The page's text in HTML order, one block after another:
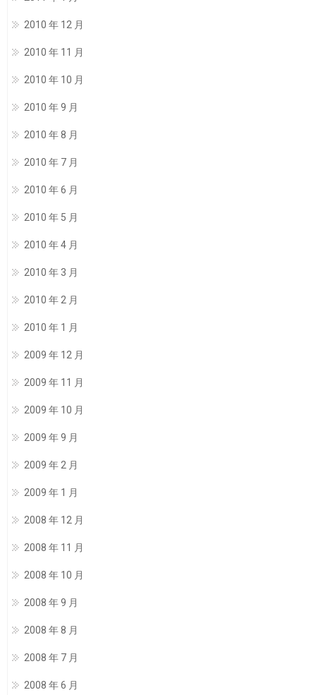
2010 年 12 月
2010 年 11 月
2010 年 10 月
2010 年 9 月
2010 年 8 月
2010 年 7 月
2010 年 6 月
2010 年 5 月
2010 年 4 月
2010 年 3 月
2010 年 2 月
2010 年 1 月
2009 年 12 月
2009 年 11 月
2009 年 10 月
2009 年 9 月
2009 年 2 月
2009 年 1 月
2008 年 12 月
2008 年 11 月
2008 年 10 月
2008 年 9 月
2008 年 8 月
2008 年 7 月
2008 年 6 月